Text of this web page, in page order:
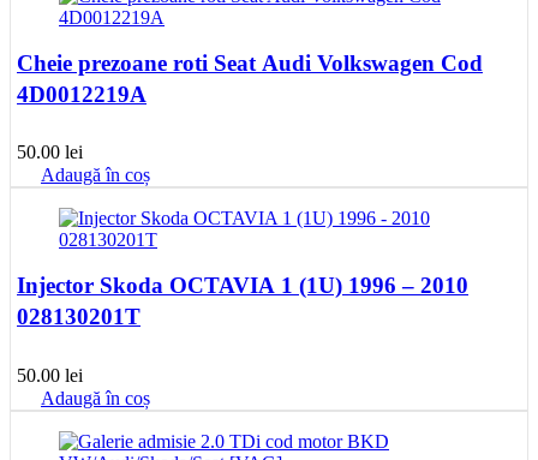
Cheie prezoane roti Seat Audi Volkswagen Cod
4D0012219A
50.00 lei
Adaugă în coș
Injector Skoda OCTAVIA 1 (1U) 1996 – 2010
028130201T
50.00 lei
Adaugă în coș